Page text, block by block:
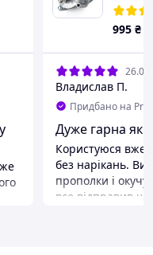
995 ₴
Владислав П.
Придбано на
Дуже гарна
Користуюся вже
без нарікань.
прополки і
все відправив